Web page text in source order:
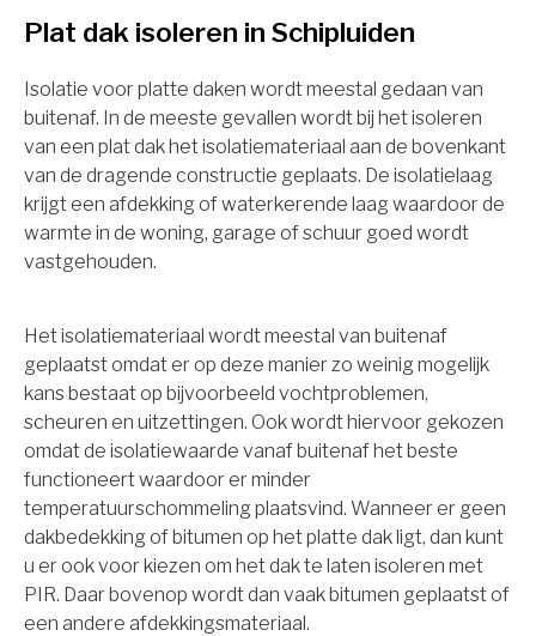
Plat dak isoleren in Schipluiden
Isolatie voor platte daken wordt meestal gedaan van
buitenaf. In de meeste gevallen wordt bij het isoleren
van een plat dak het isolatiemateriaal aan de bovenkant
van de dragende constructie geplaats. De isolatielaag
krijgt een afdekking of waterkerende laag waardoor de
warmte in de woning, garage of schuur goed wordt
vastgehouden.
Het isolatiemateriaal wordt meestal van buitenaf
geplaatst omdat er op deze manier zo weinig mogelijk
kans bestaat op bijvoorbeeld vochtproblemen,
scheuren en uitzettingen. Ook wordt hiervoor gekozen
omdat de isolatiewaarde vanaf buitenaf het beste
functioneert waardoor er minder
temperatuurschommeling plaatsvind. Wanneer er geen
dakbedekking of bitumen op het platte dak ligt, dan kunt
u er ook voor kiezen om het dak te laten isoleren met
PIR. Daar bovenop wordt dan vaak bitumen geplaatst of
een andere afdekkingsmateriaal.